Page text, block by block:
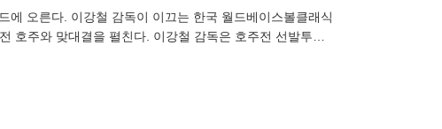
오른다. 이강철 감독이 이끄는 한국 월드베이스볼클래식
호주와 맞대결을 펼친다. 이강철 감독은 호주전 선발투수